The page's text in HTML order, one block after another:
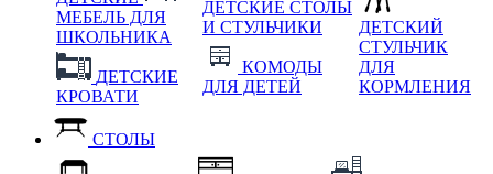
МЕБЕЛЬ ДЛЯ
ШКОЛЬНИКА
ДЕТСКИЕ
КРОВАТИ
ДЕТСКИЕ СТОЛЫ
И СТУЛЬЧИКИ
КОМОДЫ
ДЛЯ ДЕТЕЙ
ДЕТСКИЙ
СТУЛЬЧИК
ДЛЯ
КОРМЛЕНИЯ
СТОЛЫ